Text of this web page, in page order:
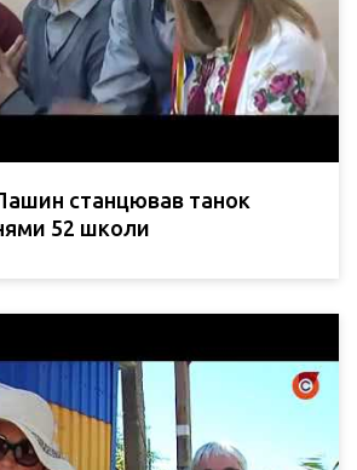
станцював танок
52 школи